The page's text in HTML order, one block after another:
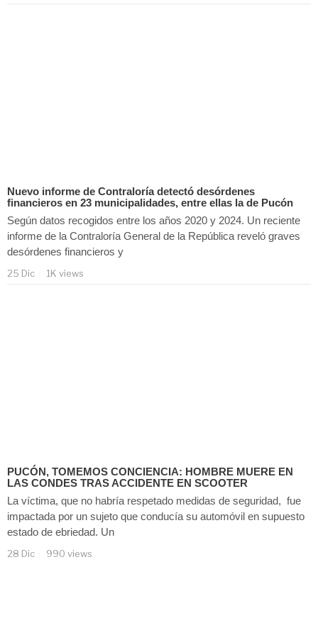
Nuevo informe de Contraloría detectó desórdenes
financieros en 23 municipalidades, entre ellas la de Pucón
Según datos recogidos entre los años 2020 y 2024. Un reciente
informe de la Contraloría General de la República reveló graves
desórdenes financieros y
25 Dic 1K views
PUCÓN, TOMEMOS CONCIENCIA: HOMBRE MUERE EN
LAS CONDES TRAS ACCIDENTE EN SCOOTER
La víctima, que no habría respetado medidas de seguridad, fue
impactada por un sujeto que conducía su automóvil en supuesto
estado de ebriedad. Un
28 Dic 990 views